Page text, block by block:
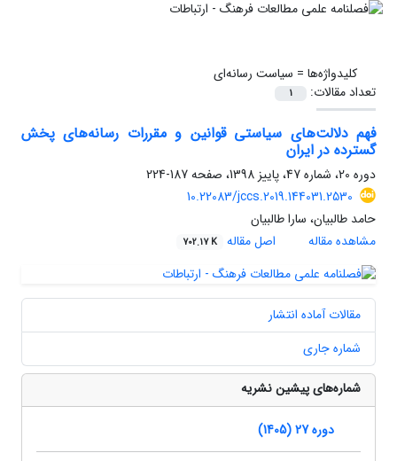
کلیدواژه‌ها = سیاست رسانه‌ای
تعداد مقالات:
1
فهم دلالت‌های سیاستی قوانین و مقررات رسانه‌های پخش
گسترده در ایران
دوره 20، شماره 47، پاییز 1398، صفحه
187-224
10.22083/jccs.2019.144031.2530
حامد طالبیان، سارا طالبیان
مشاهده مقاله
اصل مقاله 702.17 K
مقالات آماده انتشار
شماره جاری
شماره‌های پیشین نشریه
دوره 27 (1405)